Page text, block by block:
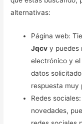
alternativas:
Página web:
Jqcv y puedes
electrónico y el
datos
respuesta muy
Redes
novedades,